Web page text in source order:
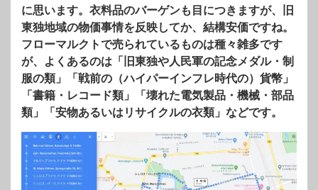
に思います。衣料品のバーゲンも目につきますが、旧
東独地域の物価事情を反映してか、結構安価ですね。
フローマルクトで売られているものは種々雑多です
が、よくあるのは「旧東独や人民軍の記念メダル・制
服の類」「戦前の（ハイパーインフレ時代の）貨幣」
「書籍・レコード類」「壊れた電気製品・機械・部品
類」「安物あるいはリサイクルの衣類」などです。